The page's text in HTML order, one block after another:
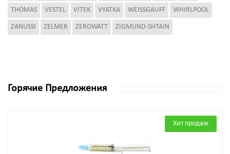
THOMAS VESTEL VITEK VYATKA WEISSGAUFF WHIRLPOOL
ZANUSSI ZELMER ZEROWATT ZIGMUND-SHTAIN
Горячие Предложения
Хит продаж